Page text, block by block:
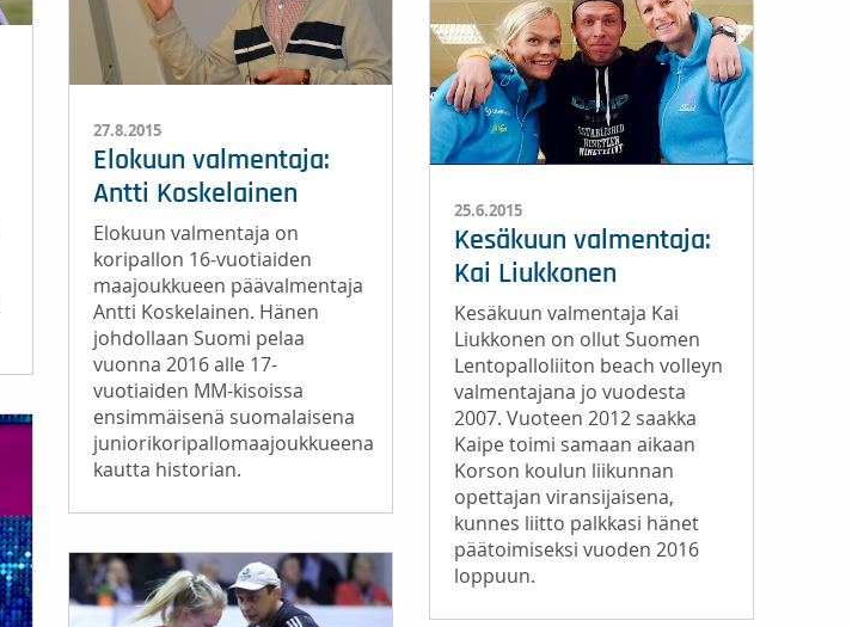
27.8.2015
Elokuun valmentaja:
Antti Koskelainen
Elokuun valmentaja on
koripallon 16-vuotiaiden
maajoukkueen päävalmentaja
Antti Koskelainen. Hänen
johdollaan Suomi pelaa
vuonna 2016 alle 17-
vuotiaiden MM-kisoissa
ensimmäisenä suomalaisena
juniorikoripallomaajoukkueena
kautta historian.
25.6.2015
Kesäkuun valmentaja:
Kai Liukkonen
Kesäkuun valmentaja Kai
Liukkonen on ollut Suomen
Lentopalloliiton beach volleyn
valmentajana jo vuodesta
2007. Vuoteen 2012 saakka
Kaipe toimi samaan aikaan
Korson koulun liikunnan
opettajan viransijaisena,
kunnes liitto palkkasi hänet
päätoimiseksi vuoden 2016
loppuun.